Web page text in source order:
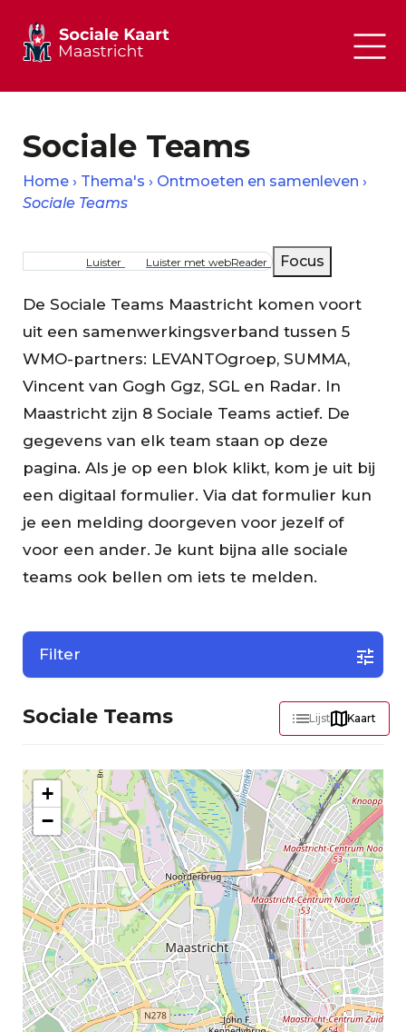
Sociale Teams
Home Thema's
Ontmoeten en samenleven
Sociale Teams
Luister Luister met webReader Focus
De Sociale Teams Maastricht komen voort
uit een samenwerkingsverband tussen 5
WMO-partners: LEVANTOgroep, SUMMA,
Vincent van Gogh Ggz, SGL en Radar. In
Maastricht zijn 8 Sociale Teams actief. De
gegevens van elk team staan op deze
pagina. Als je op een blok klikt, kom je uit bij
een digitaal formulier. Via dat formulier kun
je een melding doorgeven voor jezelf of
voor een ander. Je kunt bijna alle sociale
teams ook bellen om iets te melden.
Filter
Sociale Teams Lijst Kaart
+
−